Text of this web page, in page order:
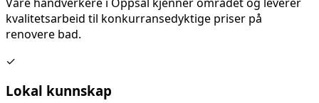
kvalitetsarbeid til konkurransedyktige priser på
renovere bad.
✓
Lokal kunnskap